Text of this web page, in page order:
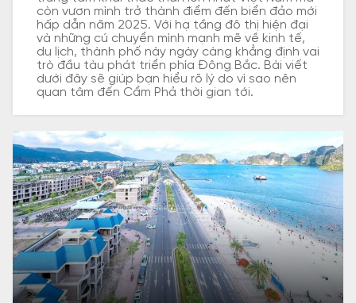
còn vươn mình trở thành điểm đến biển đảo mới
hấp dẫn năm 2025. Với hạ tầng đô thị hiện đại
và những cú chuyển mình mạnh mẽ về kinh tế,
du lịch, thành phố này ngày càng khẳng định vai
trò đầu tàu phát triển phía Đông Bắc. Bài viết
dưới đây sẽ giúp bạn hiểu rõ lý do vì sao nên
quan tâm đến Cẩm Phả thời gian tới.